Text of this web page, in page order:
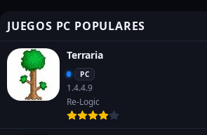
JUEGOS PC POPULARES
Terraria
PC
1.4.4.9
Re-Logic